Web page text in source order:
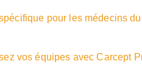
pour les médecins
vos équipes avec Carcept